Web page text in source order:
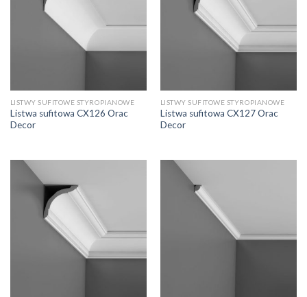
LISTWY SUFITOWE STYROPIANOWE
Listwa sufitowa CX126 Orac
Decor
LISTWY SUFITOWE STYROPIANOWE
Listwa sufitowa CX127 Orac
Decor